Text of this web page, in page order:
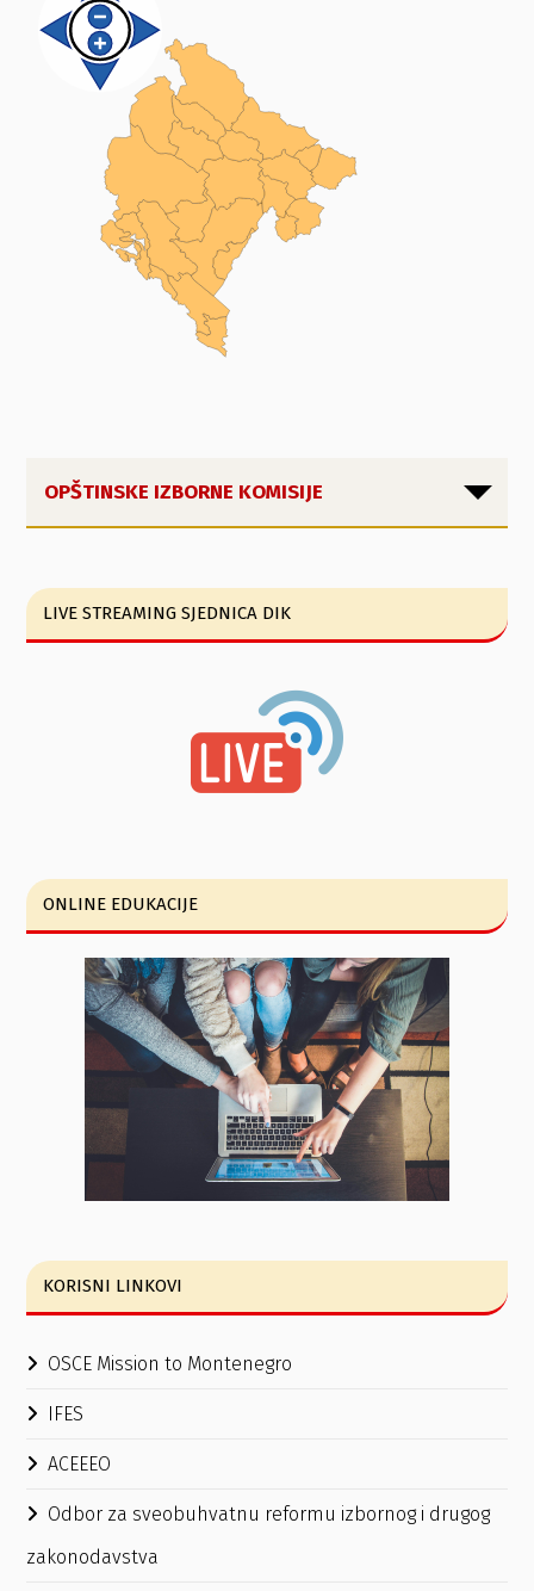
OPŠTINSKE IZBORNE KOMISIJE
LIVE STREAMING SJEDNICA DIK
ONLINE EDUKACIJE
KORISNI LINKOVI
OSCE Mission to Montenegro
IFES
ACEEEO
Odbor za sveobuhvatnu reformu izbornog i drugog
zakonodavstva